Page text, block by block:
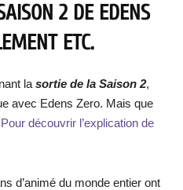
2 DE EDENS
ETC.
la sortie de la Saison 2,
avec Edens Zero. Mais que
Pour découvrir l’explication de
d’animé du monde entier ont